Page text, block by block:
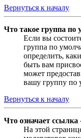
Вернуться к началу
Что такое группа по
Если вы
группа по
определить,
быть вам
может
вашу группу по
Вернуться к началу
Что означает
На этой